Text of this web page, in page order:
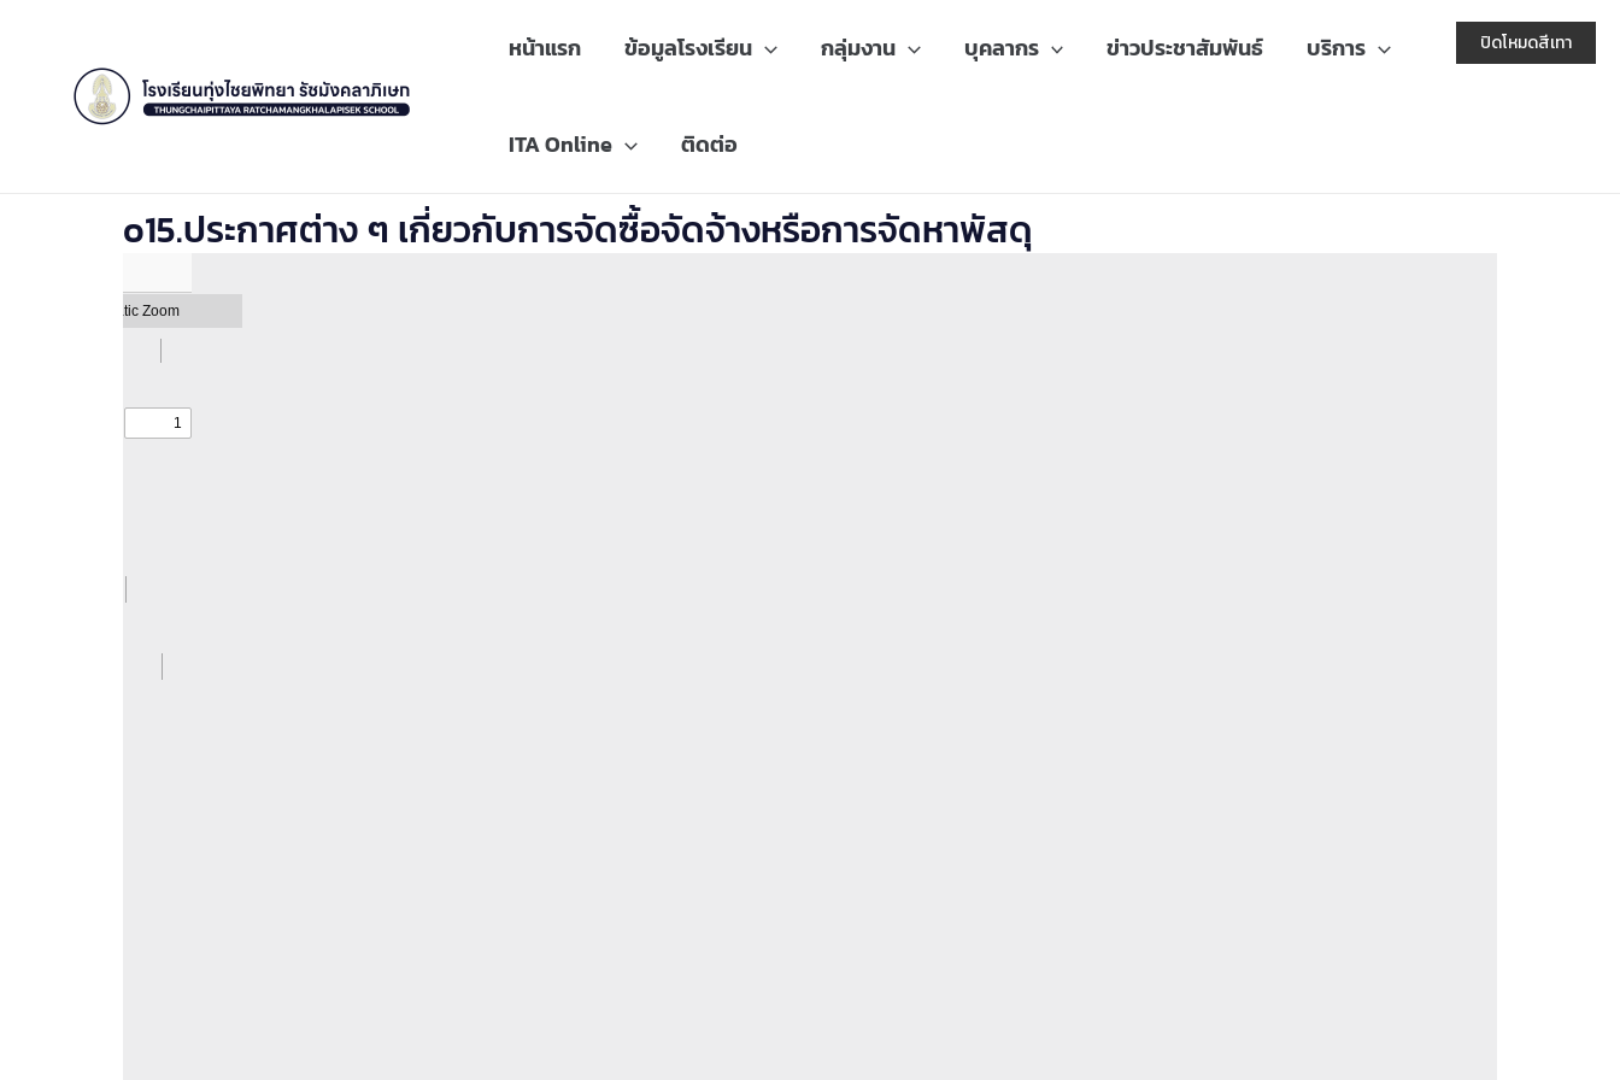
หน้าแรก ข้อมูลโรงเรียน กลุ่มงาน บุคลากร ข่าวประชาสัมพันธ์ บริการ
ITA Online ติดต่อ
o15.ประกาศต่าง ๆ เกี่ยวกับการจัดซื้อจัดจ้างหรือการจัดหาพัสดุ
ปิดโหมดสีเทา